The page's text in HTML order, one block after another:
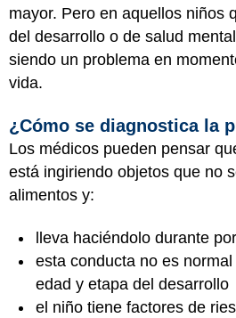
mayor. Pero en aquellos niños
del desarrollo o de salud
siendo un problema en
vida.
¿Cómo se diagnostica la
Los médicos pueden pensar
está ingiriendo objetos que no
alimentos y:
lleva haciéndolo durante
esta conducta no es
edad y etapa del desarrollo
el niño tiene factores de